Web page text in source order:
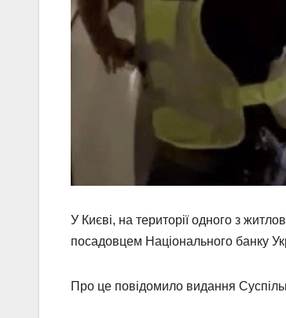
У Києві, на території одного з
посадовцем Національного банку
Про це повідомило видання